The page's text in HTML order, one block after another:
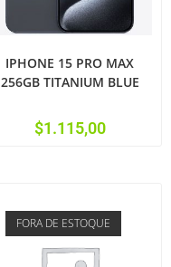
IPHONE 15 PRO MAX
256GB TITANIUM BLUE
$1.115,00
FORA DE ESTOQUE